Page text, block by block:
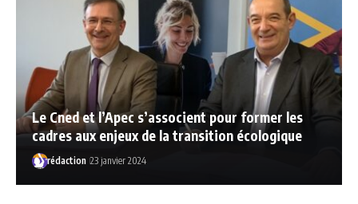
Le Cned et l’Apec s’associent pour former les
cadres aux enjeux de la transition écologique
rédaction 23 janvier 2024